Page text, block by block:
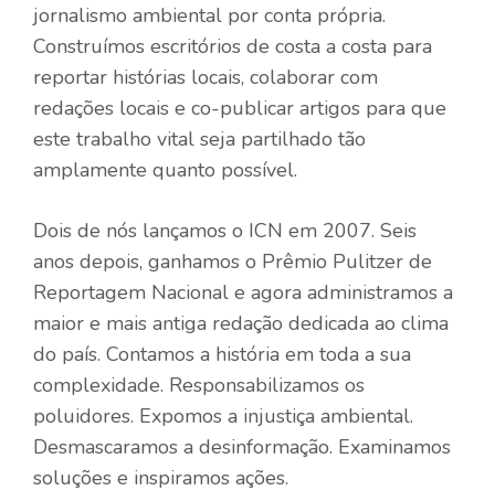
jornalismo ambiental por conta própria.
Construímos escritórios de costa a costa para
reportar histórias locais, colaborar com
redações locais e co-publicar artigos para que
este trabalho vital seja partilhado tão
amplamente quanto possível.
Dois de nós lançamos o ICN em 2007. Seis
anos depois, ganhamos o Prêmio Pulitzer de
Reportagem Nacional e agora administramos a
maior e mais antiga redação dedicada ao clima
do país. Contamos a história em toda a sua
complexidade. Responsabilizamos os
poluidores. Expomos a injustiça ambiental.
Desmascaramos a desinformação. Examinamos
soluções e inspiramos ações.